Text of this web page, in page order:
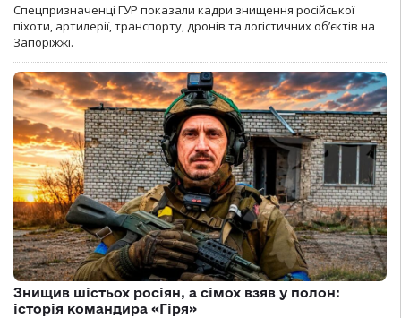
Спецпризначенці ГУР показали кадри знищення російської
піхоти, артилерії, транспорту, дронів та логістичних об’єктів на
Запоріжжі.
Знищив шістьох росіян, а сімох взяв у полон:
історія командира «Гіря»